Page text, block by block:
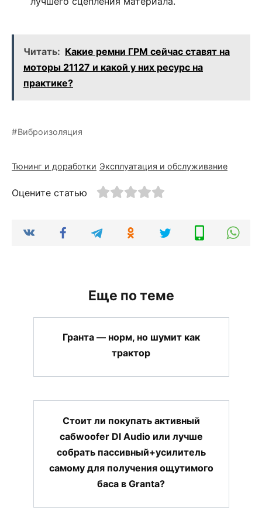
Читать: Какие ремни ГРМ сейчас ставят на
моторы 21127 и какой у них ресурс на
практике?
Виброизоляция
Тюнинг и доработки Эксплуатация и обслуживание
Оцените статью
Еще по теме
Гранта — норм, но шумит как
трактор
Стоит ли покупать активный
сабwoofer Dl Audio или лучше
собрать пассивный+усилитель
самому для получения ощутимого
баса в Granta?